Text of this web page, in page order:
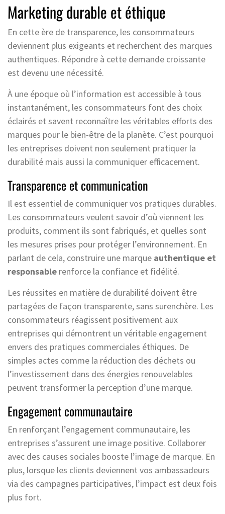
Marketing durable et éthique
En cette ère de transparence, les consommateurs
deviennent plus exigeants et recherchent des marques
authentiques. Répondre à cette demande croissante
est devenu une nécessité.
À une époque où l’information est accessible à tous
instantanément, les consommateurs font des choix
éclairés et savent reconnaître les véritables efforts des
marques pour le bien-être de la planète. C’est pourquoi
les entreprises doivent non seulement pratiquer la
durabilité mais aussi la communiquer efficacement.
Transparence et communication
Il est essentiel de communiquer vos pratiques durables.
Les consommateurs veulent savoir d’où viennent les
produits, comment ils sont fabriqués, et quelles sont
les mesures prises pour protéger l’environnement. En
parlant de cela, construire une marque authentique et
responsable renforce la confiance et fidélité.
Les réussites en matière de durabilité doivent être
partagées de façon transparente, sans surenchère. Les
consommateurs réagissent positivement aux
entreprises qui démontrent un véritable engagement
envers des pratiques commerciales éthiques. De
simples actes comme la réduction des déchets ou
l’investissement dans des énergies renouvelables
peuvent transformer la perception d’une marque.
Engagement communautaire
En renforçant l’engagement communautaire, les
entreprises s’assurent une image positive. Collaborer
avec des causes sociales booste l’image de marque. En
plus, lorsque les clients deviennent vos ambassadeurs
via des campagnes participatives, l’impact est deux fois
plus fort.